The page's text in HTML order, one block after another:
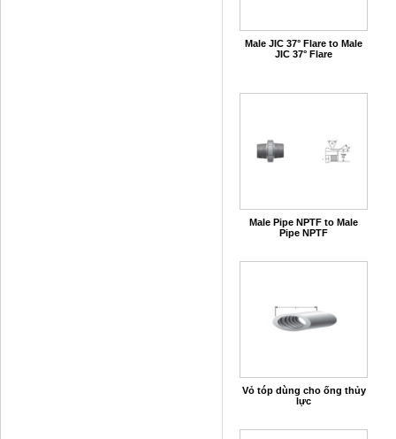
Male JIC 37° Flare to Male
JIC 37° Flare
Male Pipe NPTF to Male
Pipe NPTF
Vỏ tóp dùng cho ống thủy
lực